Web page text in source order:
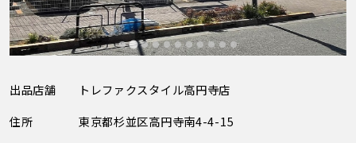
出品店舗
トレファクスタイル高円寺店
住所
東京都杉並区高円寺南4-4-15